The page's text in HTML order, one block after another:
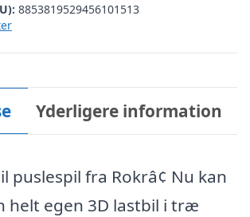
8853819529456101513
Yderligere information
puslespil fra Rokrâ¢ Nu kan
helt egen 3D lastbil i træ